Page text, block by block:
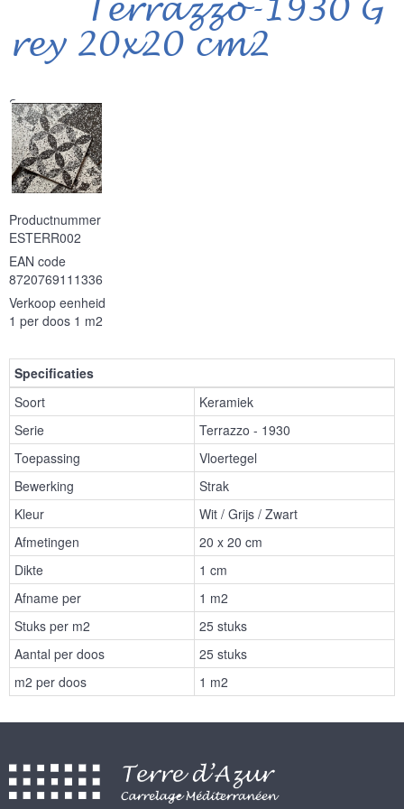
Terrazzo-1930 G
rey 20x20 cm2
Serie
Productnummer
ESTERR002
EAN code
8720769111336
Verkoop eenheid
1 per doos 1 m2
Specificaties
Soort
Keramiek
Serie
Terrazzo - 1930
Toepassing
Vloertegel
Bewerking
Strak
Kleur
Wit / Grijs / Zwart
Afmetingen
20 x 20 cm
Dikte
1 cm
Afname per
1 m2
Stuks per m2
25 stuks
Aantal per doos
25 stuks
m2 per doos
1 m2